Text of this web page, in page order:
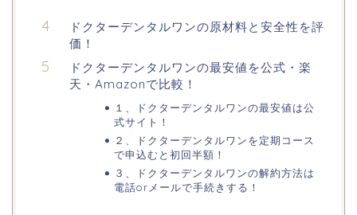
ドクターデンタルワンの原材料と安全性を評
価！
ドクターデンタルワンの最安値を公式・楽
天・Amazonで比較！
１、ドクターデンタルワンの最安値は公
式サイト！
２、ドクターデンタルワンを定期コース
で申込むと初回半額！
３、ドクターデンタルワンの解約方法は
電話orメールで手続きする！